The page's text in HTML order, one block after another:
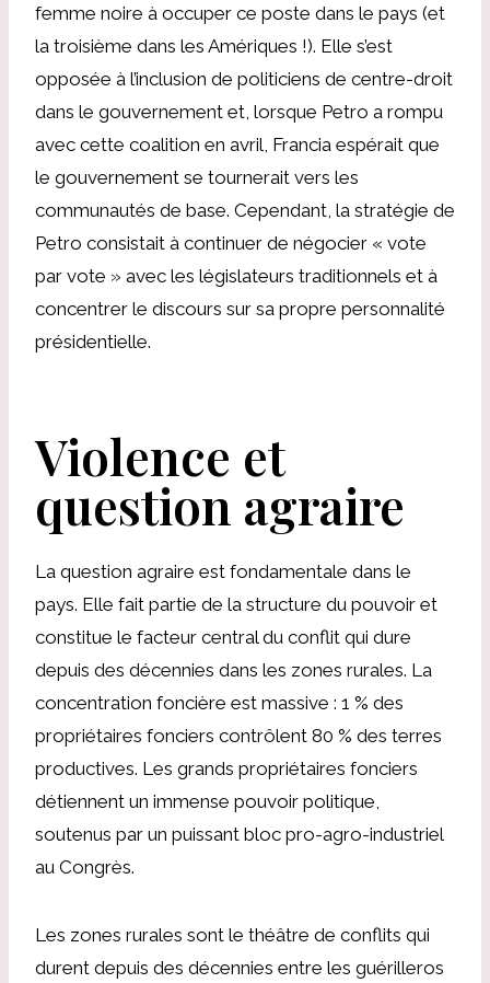
femme noire à occuper ce poste dans le pays (et
la troisième dans les Amériques !). Elle s’est
opposée à l’inclusion de politiciens de centre-droit
dans le gouvernement et, lorsque Petro a rompu
avec cette coalition en avril, Francia espérait que
le gouvernement se tournerait vers les
communautés de base. Cependant, la stratégie de
Petro consistait à continuer de négocier « vote
par vote » avec les législateurs traditionnels et à
concentrer le discours sur sa propre personnalité
présidentielle.
Violence et
question agraire
La question agraire est fondamentale dans le
pays. Elle fait partie de la structure du pouvoir et
constitue le facteur central du conflit qui dure
depuis des décennies dans les zones rurales. La
concentration foncière est massive : 1 % des
propriétaires fonciers contrôlent 80 % des terres
productives. Les grands propriétaires fonciers
détiennent un immense pouvoir politique,
soutenus par un puissant bloc pro-agro-industriel
au Congrès.
Les zones rurales sont le théâtre de conflits qui
durent depuis des décennies entre les guérilleros